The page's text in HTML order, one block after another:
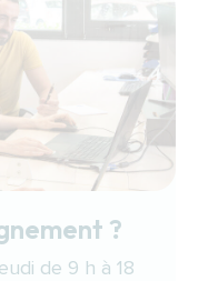
?
de 9 h à 18